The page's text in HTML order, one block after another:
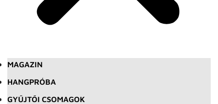
MAGAZIN
HANGPRÓBA
GYŰJTŐI CSOMAGOK